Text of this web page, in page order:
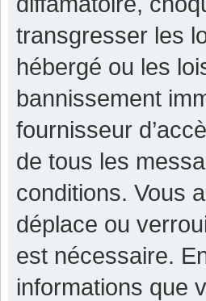
transgresser les
hébergé ou les
bannissement
fournisseur
de tous les
conditions. Vous
déplace ou
est nécessaire.
informations que